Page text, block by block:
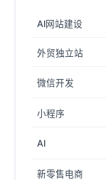
AI网站建设
外贸独立站
微信开发
小程序
AI
新零售电商